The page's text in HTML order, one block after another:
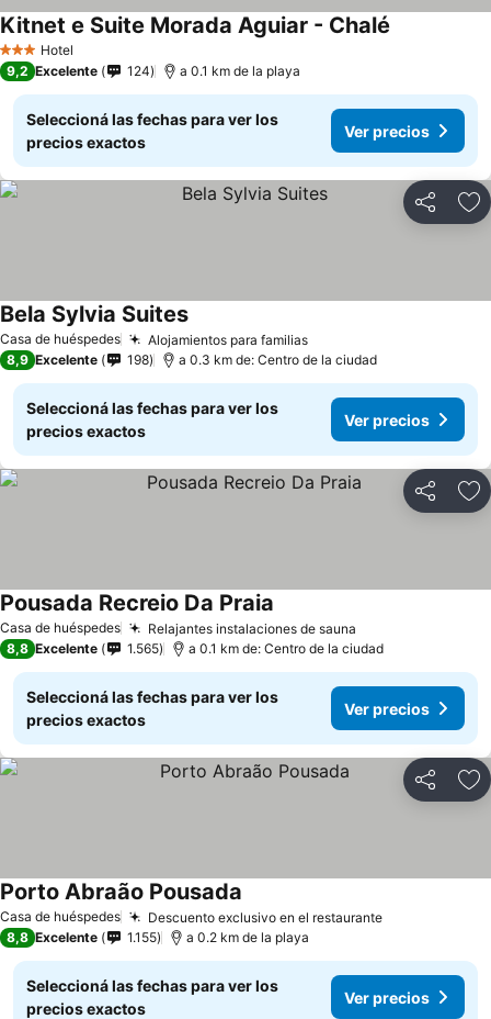
3 Estrellas
Hotel
Kitnet e Suite Morada Aguiar - Chalé
9,2 Excelente 124 a 0.1 km de la playa
Seleccioná las fechas para ver los
precios exactos
Ver precios
Compartir
Casa de huéspedes Alojamientos para familias
Bela Sylvia Suites
8,9 Excelente 198 a 0.3 km de: Centro de la ciudad
Seleccioná las fechas para ver los
precios exactos
Ver precios
Compartir
Casa de huéspedes Relajantes instalaciones de sauna
Pousada Recreio Da Praia
8,8 Excelente 1.565 a 0.1 km de: Centro de la ciudad
Seleccioná las fechas para ver los
precios exactos
Ver precios
Compartir
Casa de huéspedes Descuento exclusivo en el restaurante
Porto Abraão Pousada
8,8 Excelente 1.155 a 0.2 km de la playa
Seleccioná las fechas para ver los
precios exactos
Ver precios